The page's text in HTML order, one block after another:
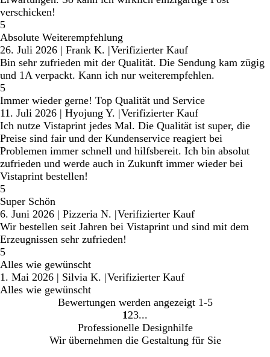
verschicken!
5
Absolute Weiterempfehlung
26. Juli 2026 | Frank K. |Verifizierter Kauf
Bin sehr zufrieden mit der Qualität. Die Sendung kam zügig
und 1A verpackt. Kann ich nur weiterempfehlen.
5
Immer wieder gerne! Top Qualität und Service
11. Juli 2026 | Hyojung Y. |Verifizierter Kauf
Ich nutze Vistaprint jedes Mal. Die Qualität ist super, die
Preise sind fair und der Kundenservice reagiert bei
Problemen immer schnell und hilfsbereit. Ich bin absolut
zufrieden und werde auch in Zukunft immer wieder bei
Vistaprint bestellen!
5
Super Schön
6. Juni 2026 | Pizzeria N. |Verifizierter Kauf
Wir bestellen seit Jahren bei Vistaprint und sind mit dem
Erzeugnissen sehr zufrieden!
5
Alles wie gewünscht
1. Mai 2026 | Silvia K. |Verifizierter Kauf
Alles wie gewünscht
Bewertungen werden angezeigt 1-5
Gehe
zu
Seite
1 Gehe
zu
Seite
2 Gehe
zu
Seite
3
Professionelle Designhilfe
Wir übernehmen die Gestaltung für Sie